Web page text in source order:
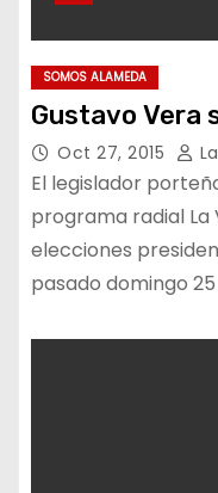
SOMOS ALAMEDA
Gustavo Vera
Oct 27, 2015
El legislador
programa radial
elecciones
pasado domingo